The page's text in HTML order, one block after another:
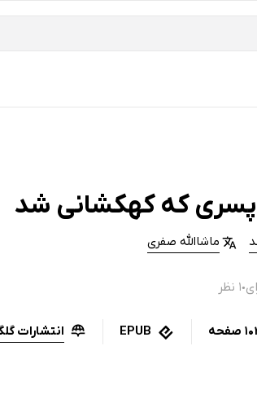
پسری که کهکشانی شد
ماشاالله صفری
● ۱ نظر
صفحه EPUB انتشارات